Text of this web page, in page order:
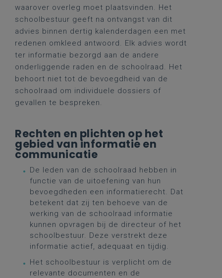
waarover overleg moet plaatsvinden. Het
schoolbestuur geeft na ontvangst van dit
advies binnen dertig kalenderdagen een met
redenen omkleed antwoord. Elk advies wordt
ter informatie bezorgd aan de andere
onderliggende raden en de schoolraad. Het
behoort niet tot de bevoegdheid van de
schoolraad om individuele dossiers of
gevallen te bespreken.
Rechten en plichten op het
gebied van informatie en
communicatie
De leden van de schoolraad hebben in
functie van de uitoefening van hun
bevoegdheden een informatierecht. Dat
betekent dat zij ten behoeve van de
werking van de schoolraad informatie
kunnen opvragen bij de directeur of het
schoolbestuur. Deze verstrekt deze
informatie actief, adequaat en tijdig.
Het schoolbestuur is verplicht om de
relevante documenten en de